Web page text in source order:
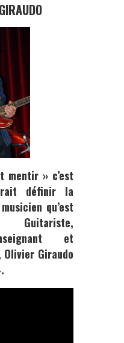
mentir » c’est
définir la
qu’est
et
Olivier Giraudo